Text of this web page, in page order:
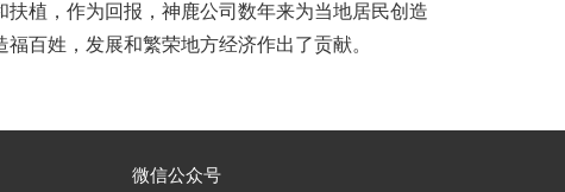
植，作为回报，神鹿公司数年来为当地居民创造
百姓，发展和繁荣地方经济作出了贡献。
微信公众号